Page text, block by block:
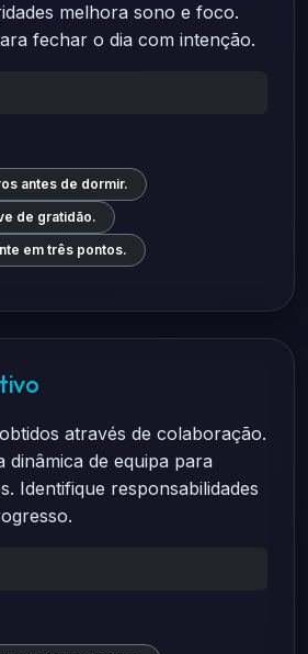
melhora sono e foco.
fechar o dia com intenção.
antes de dormir.
de gratidão.
em três pontos.
através de colaboração.
dinâmica de equipa para
Identifique responsabilidades